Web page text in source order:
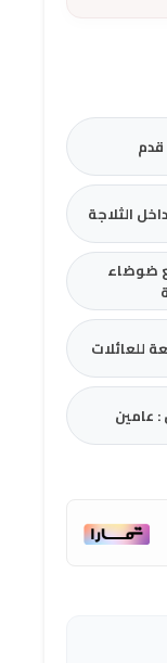
الثلاجة
ضوضاء
للعائلات
عامين